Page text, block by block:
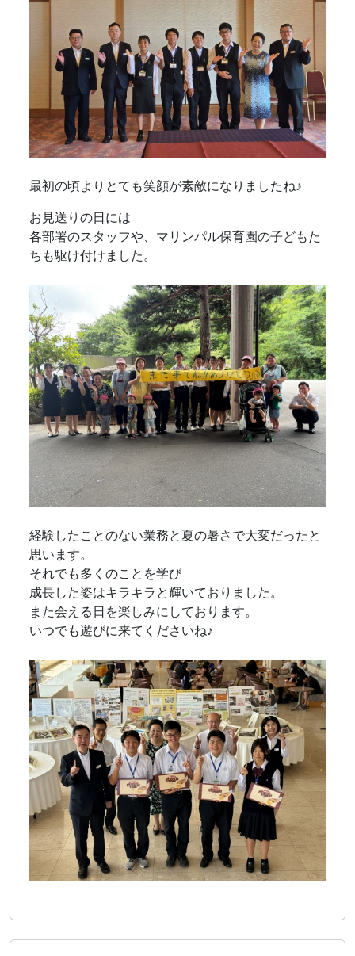
最初の頃よりとても笑顔が素敵になりましたね♪
お見送りの日には
各部署のスタッフや、マリンパル保育園の子どもた
ちも駆け付けました。
経験したことのない業務と夏の暑さで大変だったと
思います。
それでも多くのことを学び
成長した姿はキラキラと輝いておりました。
また会える日を楽しみにしております。
いつでも遊びに来てくださいね♪